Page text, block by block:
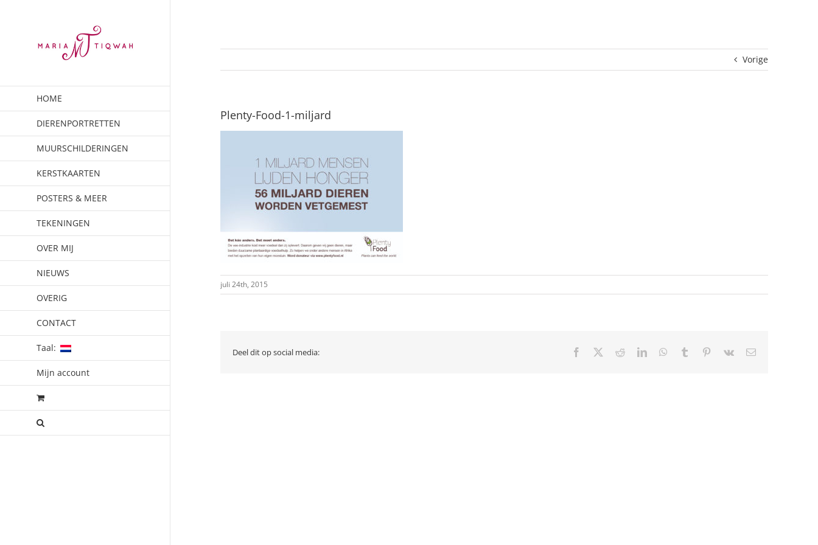
HOME
DIERENPORTRETTEN
MUURSCHILDERINGEN
KERSTKAARTEN
POSTERS & MEER
TEKENINGEN
OVER MIJ
NIEUWS
OVERIG
CONTACT
Taal:
Mijn account
Vorige
Plenty-Food-1-miljard
juli 24th, 2015
Deel dit op social media: Facebook RedditLinkedInWhatsApp
Tumblr Pinterest
Vk
E-